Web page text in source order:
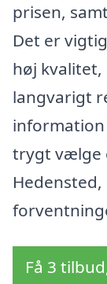
prisen,
Det er
høj
langvarigt
information
trygt vælge
Få 3